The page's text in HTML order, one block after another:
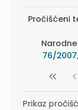
Pročišćeni
76/2007,
Prikaz